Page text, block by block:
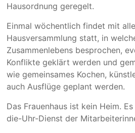
Hausordnung geregelt.
Einmal wöchentlich findet mit
Hausversammlung statt, in
Zusammenlebens besprochen,
Konflikte geklärt werden und
wie gemeinsames Kochen,
auch Ausflüge geplant werden.
Das Frauenhaus ist kein Heim.
die-Uhr-Dienst der